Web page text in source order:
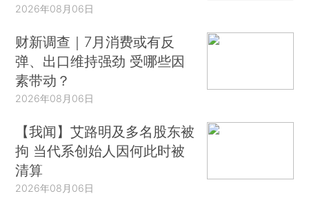
2026年08月06日
财新调查｜7月消费或有反
弹、出口维持强劲 受哪些因
素带动？
2026年08月06日
【我闻】艾路明及多名股东被
拘 当代系创始人因何此时被
清算
2026年08月06日